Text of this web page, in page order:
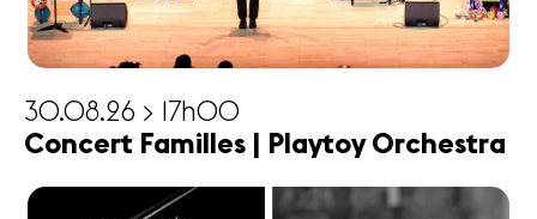
30.08.26 > 17h00
Concert Familles | Playtoy Orchestra